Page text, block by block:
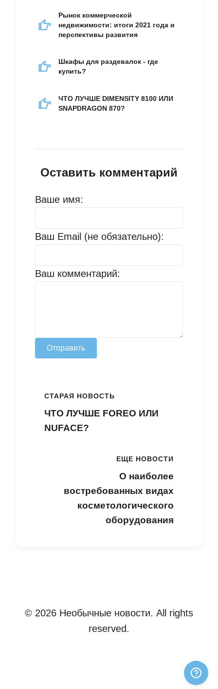
Рынок коммерческой
недвижимости: итоги 2021 года и
перспективы развития
Шкафы для раздевалок - где
купить?
ЧТО ЛУЧШЕ DIMENSITY 8100 ИЛИ
SNAPDRAGON 870?
Оставить комментарий
Ваше имя:
Ваш Email (не обязательно):
Ваш комментарий:
Отправить
СТАРАЯ НОВОСТЬ
ЧТО ЛУЧШЕ FOREO ИЛИ
NUFACE?
ЕЩЕ НОВОСТИ
О наиболее
востребованных видах
косметологического
оборудования
© 2026 Необычные новости. All rights
reserved.